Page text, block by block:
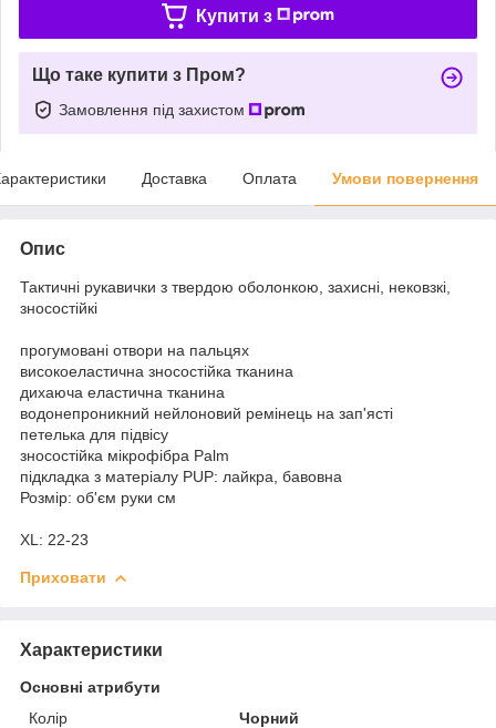
Купити з
Що таке купити з Пром?
Замовлення під захистом
Доставка Оплата Умови повернення
Опис
Тактичні рукавички з твердою оболонкою, захисні, нековзкі,
зносостійкі
прогумовані отвори на пальцях
високоеластична зносостійка тканина
дихаюча еластична тканина
водонепроникний нейлоновий ремінець на зап'ясті
петелька для підвісу
зносостійка мікрофібра Palm
підкладка з матеріалу PUP: лайкра, бавовна
Розмір: об'єм руки см
XL: 22-23
Приховати
Характеристики
Основні атрибути
Колір
Чорний